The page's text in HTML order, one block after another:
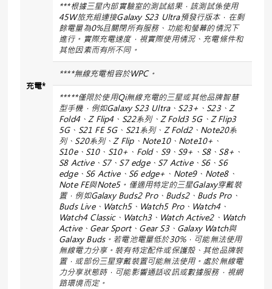
充電*
***根據三星內部實驗室的測試結果，該測試係使用
45W旅充組連接Galaxy S23 Ultra預發行版本，在剩
餘電量為0%且關閉所有服務、功能和螢幕的情況下
進行。實際充電速度，視實際使用情況、充電條件和
其他因素而有所不同。
****無線充電相容於WPC。
*****僅限於使用Qi無線充電的三星或其他品牌智慧
型手機，例如Galaxy S23 Ultra、 S23+ 、 S23、 Z
Fold4、 Z Flip4、 S22系列、 Z Fold3 5G、 Z Flip3
5G、 S21 FE 5G、 S21系列、 Z Fold2、 Note20系
列、 S20系列、 Z Flip、 Note10、 Note10+ 、
S10e、 S10、 S10+ 、 Fold、 S9、 S9+ 、 S8、 S8+ 、
S8 Active、 S7、 S7 edge、 S7 Active、 S6、 S6
edge、 S6 Active、 S6 edge+ 、 Note9、 Note8、
Note FE與Note5。僅適用特定的三星Galaxy穿戴裝
置，例如Galaxy Buds2 Pro、 Buds2、 Buds Pro、
Buds Live、 Watch5、 Watch5 Pro、 Watch4、
Watch4 Classic、 Watch3、 Watch Active2、 Watch
Active、 Gear Sport、 Gear S3、 Galaxy Watch與
Galaxy Buds。若電池電量低於30%，可能無法使用
無線電力分享。裝有特定配件或保護殼、其他品牌裝
置，或部份三星穿戴裝置可能無法使用。處於無線電
力分享狀態時，可能影響通話收訊或數據服務，視網
路環境而定。